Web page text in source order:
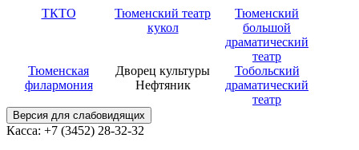
ТКТО
Тюменский театр
кукол
Тюменский
большой
драматический
театр
Тюменская
филармония
Дворец культуры
Нефтяник
Тобольский
драматический
театр
Версия для слабовидящих
Касса: +7 (3452) 28-32-32